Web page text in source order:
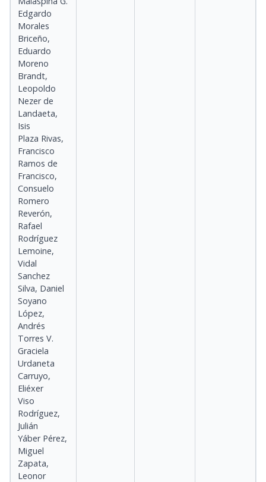
Edgardo
Morales
Briceño,
Eduardo
Moreno
Brandt,
Leopoldo
Nezer de
Landaeta,
Isis
Plaza Rivas,
Francisco
Ramos de
Francisco,
Consuelo
Romero
Reverón,
Rafael
Rodríguez
Lemoine,
Vidal
Sanchez
Silva, Daniel
Soyano
López,
Andrés
Torres V.
Graciela
Urdaneta
Carruyo,
Eliéxer
Viso
Rodríguez,
Julián
Yáber Pérez,
Miguel
Zapata,
Leonor